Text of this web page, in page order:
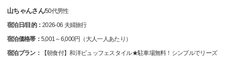
山ちゃんさん/50代男性
宿泊日/目的：2026-06 夫婦旅行
宿泊価格帯： 5,001～6,000円（大人一人あたり）
宿泊プラン：
【朝食付】和洋ビュッフェスタイル★駐車場無料！シンプルでリーズ